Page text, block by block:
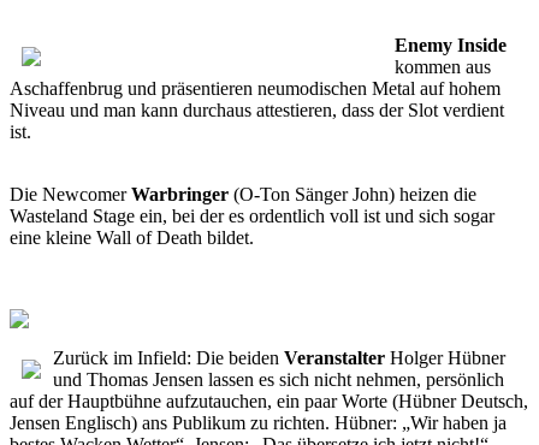
Enemy Inside
kommen aus
Aschaffenbrug und präsentieren neumodischen Metal auf hohem
Niveau und man kann durchaus attestieren, dass der Slot verdient
ist.
Die NewcomerWarbringer (O-Ton Sänger John) heizen die
Wasteland Stage ein, bei der es ordentlich voll ist und sich sogar
eine kleine Wall of Death bildet.
Zurück im Infield: Die beiden Veranstalter Holger Hübner
und Thomas Jensen lassen es sich nicht nehmen, persönlich
auf der Hauptbühne aufzutauchen, ein paar Worte (Hübner Deutsch,
Jensen Englisch) ans Publikum zu richten. Hübner: „Wir haben ja